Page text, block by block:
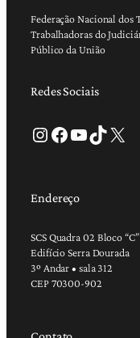
Federação Nacional dos
Trabalhadoras do
Público da União
Redes Sociais
Instagram Facebook Youtube TikTok X
Endereço
SCS Quadra 02 Bloco “C”
Edifício Serra Dourada
3º Andar • sala 312
CEP 70300-902